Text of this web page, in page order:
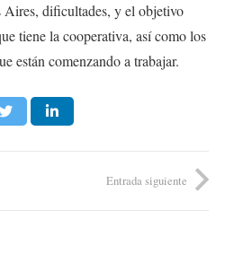
Aires, dificultades, y el objetivo
tiene la cooperativa, así como los
están comenzando a trabajar.
Entrada siguiente